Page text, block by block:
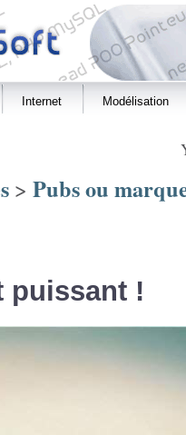
Internet Modélisation
> Pubs ou
puissant !